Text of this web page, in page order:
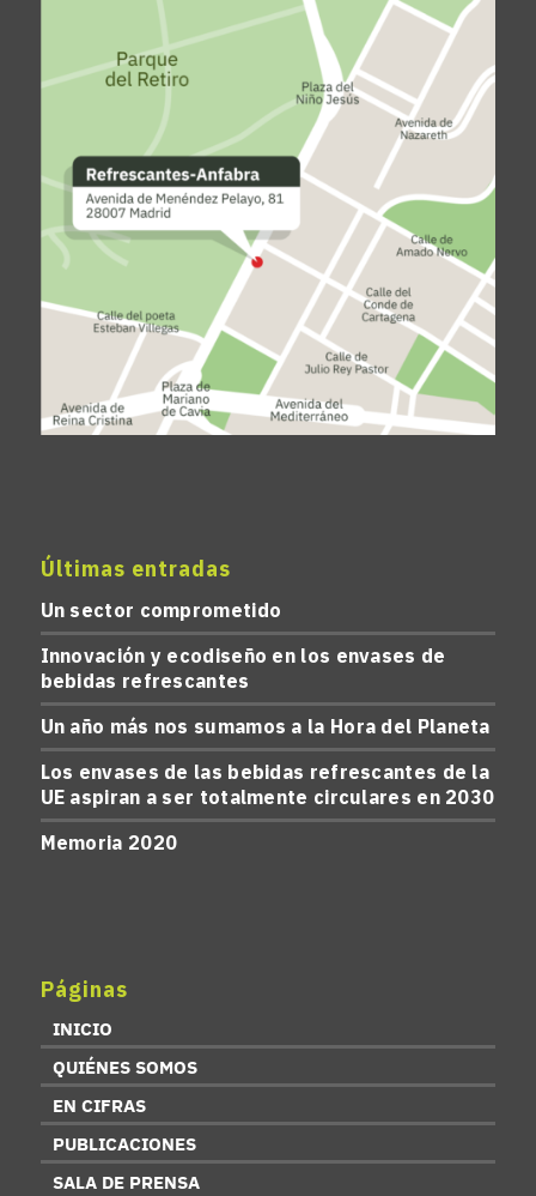
Últimas entradas
Un sector comprometido
Innovación y ecodiseño en los envases de
bebidas refrescantes
Un año más nos sumamos a la Hora del Planeta
Los envases de las bebidas refrescantes de la
UE aspiran a ser totalmente circulares en 2030
Memoria 2020
Páginas
INICIO
QUIÉNES SOMOS
EN CIFRAS
PUBLICACIONES
SALA DE PRENSA